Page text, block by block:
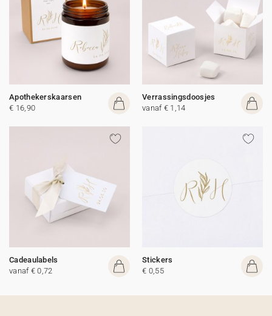
Apothekerskaarsen
€ 16,90
Verrassingsdoosjes
vanaf € 1,14
Cadeaulabels
vanaf € 0,72
Stickers
€ 0,55